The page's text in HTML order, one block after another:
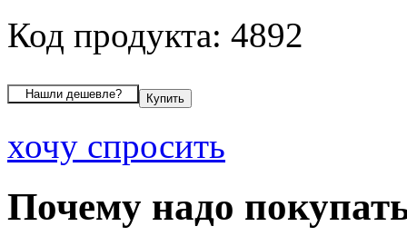
Код продукта: 4892
хочу спросить
Почему надо